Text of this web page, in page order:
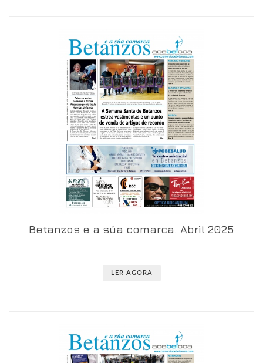
Ver en visor Ver en detalle
Betanzos e a súa comarca. Abril 2025
LER AGORA